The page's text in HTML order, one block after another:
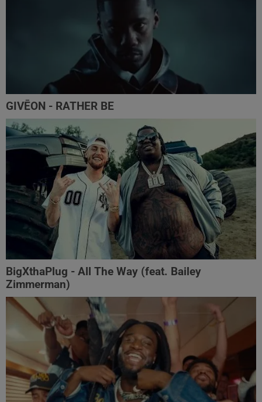
GIVĒON - RATHER BE
BigXthaPlug - All The Way (feat. Bailey
Zimmerman)